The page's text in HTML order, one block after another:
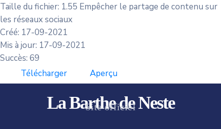
Taille du fichier: 1.55 Empêcher le partage de contenu sur
les réseaux sociaux
Créé: 17-09-2021
Mis à jour: 17-09-2021
Succès: 69
Télécharger
Aperçu
La Barthe de Neste
Site officiel